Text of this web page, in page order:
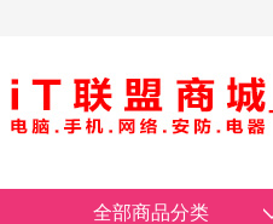
全部商品分类